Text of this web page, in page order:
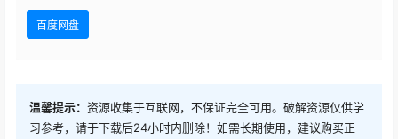
百度网盘
温馨提示： 资源收集于互联网，不保证完全可用。破解资源仅供学
习参考，请于下载后24小时内删除！如需长期使用，建议购买正